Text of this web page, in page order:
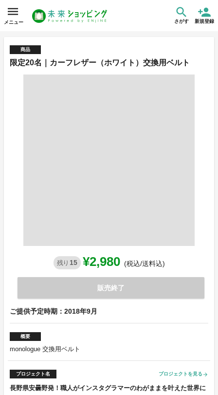
メニュー さがす 新規登録
商品
限定20名｜カーフレザー（ホワイト）交換用ベルト
残り 15 ¥2,980 (税込/送料込)
販売終了
ご提供予定時期：2018年9月
概要
monologue 交換用ベルト
プロジェクト名 プロジェクトを見る arrow_forward
長野県安曇野発！職人がインスタグラマーのわがままを叶えた世界に